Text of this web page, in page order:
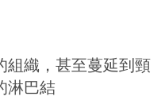
組織，甚至蔓延到頸
淋巴結